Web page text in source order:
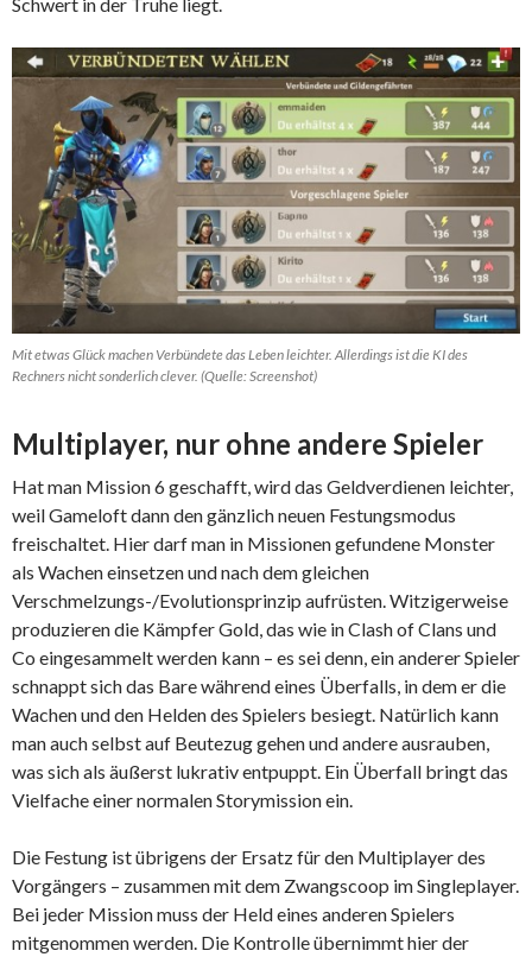
Mit etwas Glück machen Verbündete das Leben leichter. Allerdings ist die KI des
Rechners nicht sonderlich clever. (Quelle: Screenshot)
Multiplayer, nur ohne andere Spieler
Hat man Mission 6 geschafft, wird das Geldverdienen leichter,
weil Gameloft dann den gänzlich neuen Festungsmodus
freischaltet. Hier darf man in Missionen gefundene Monster
als Wachen einsetzen und nach dem gleichen
Verschmelzungs-/Evolutionsprinzip aufrüsten. Witzigerweise
produzieren die Kämpfer Gold, das wie in Clash of Clans und
Co eingesammelt werden kann – es sei denn, ein anderer Spieler
schnappt sich das Bare während eines Überfalls, in dem er die
Wachen und den Helden des Spielers besiegt. Natürlich kann
man auch selbst auf Beutezug gehen und andere ausrauben,
was sich als äußerst lukrativ entpuppt. Ein Überfall bringt das
Vielfache einer normalen Storymission ein.
Die Festung ist übrigens der Ersatz für den Multiplayer des
Vorgängers – zusammen mit dem Zwangscoop im Singleplayer.
Bei jeder Mission muss der Held eines anderen Spielers
mitgenommen werden. Die Kontrolle übernimmt hier der